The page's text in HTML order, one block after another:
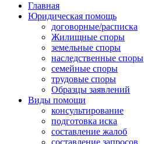
Главная
Юридическая помощь
договорные/расписка
Жилищные споры
земельные споры
наследственные споры
семейные споры
трудовые споры
Образцы заявлений
Виды помощи
консультирование
подготовка иска
составление жалоб
составление запросов